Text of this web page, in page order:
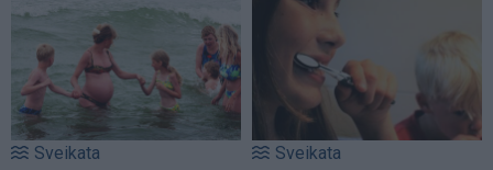
Sveikata Sveikata